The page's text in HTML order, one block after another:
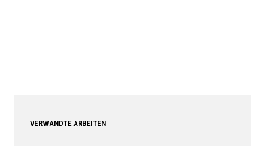
VERWANDTE ARBEITEN